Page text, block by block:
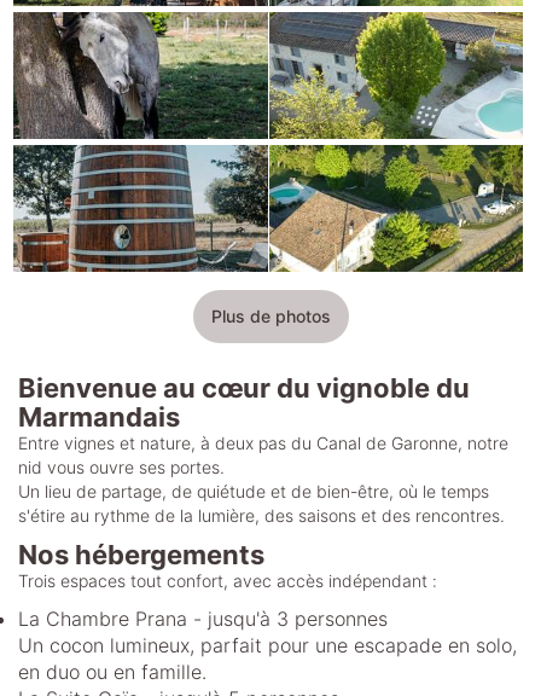
Plus de photos
Bienvenue au cœur du vignoble du
Marmandais
Entre vignes et nature, à deux pas du Canal de Garonne, notre
nid vous ouvre ses portes.
Un lieu de partage, de quiétude et de bien-être, où le temps
s'étire au rythme de la lumière, des saisons et des rencontres.
Nos hébergements
Trois espaces tout confort, avec accès indépendant :
La Chambre Prana - jusqu'à 3 personnes
Un cocon lumineux, parfait pour une escapade en solo,
en duo ou en famille.